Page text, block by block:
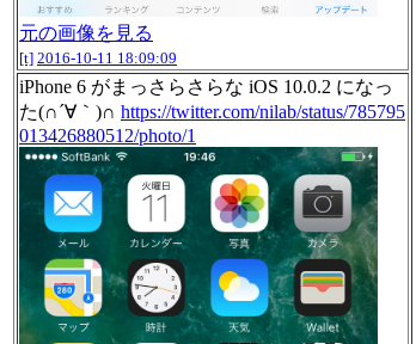
元の画像を見る
[t] 2016-10-11 18:09:09
iPhone 6 がまっさらさらな iOS 10.0.2 になっ
た(∩´∀｀)∩ https://twitter.com/nilab/status/785795
013426880512/photo/1